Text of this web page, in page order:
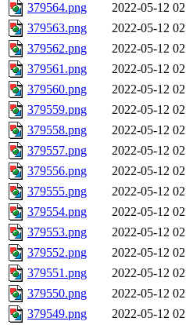
379564.png
2022-05-12
379563.png
2022-05-12
379562.png
2022-05-12
379561.png
2022-05-12
379560.png
2022-05-12
379559.png
2022-05-12
379558.png
2022-05-12
379557.png
2022-05-12
379556.png
2022-05-12
379555.png
2022-05-12
379554.png
2022-05-12
379553.png
2022-05-12
379552.png
2022-05-12
379551.png
2022-05-12
379550.png
2022-05-12
379549.png
2022-05-12